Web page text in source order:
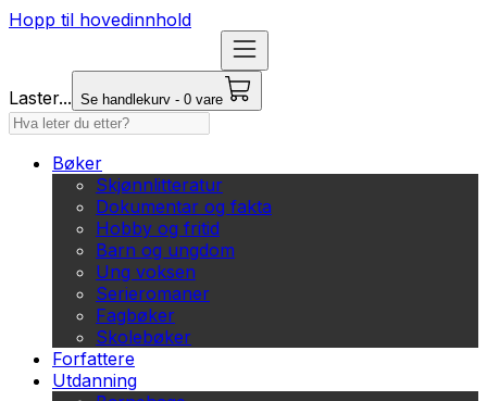
Hopp til hovedinnhold
Laster... Se handlekurv - 0 vare
Bøker
Skjønnlitteratur
Dokumentar og fakta
Hobby og fritid
Barn og ungdom
Ung voksen
Serieromaner
Fagbøker
Skolebøker
Forfattere
Utdanning